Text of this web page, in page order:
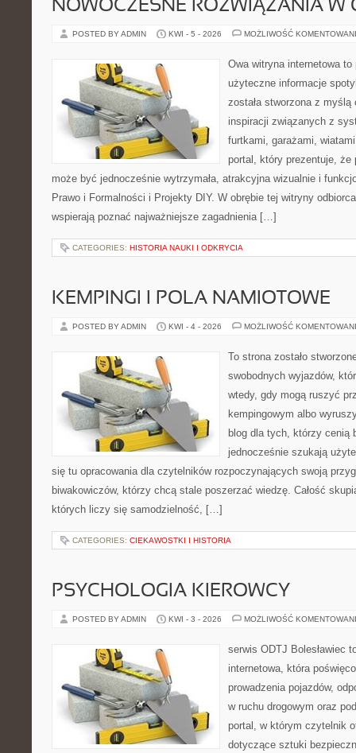
NOWOCZESNE ROZWIĄZANIA W
POSTED BY ADMIN KWI - 5 - 2026 MOŻLIWOŚĆ
Owa witryna internetowa
użyteczne informacje
została stworzona z
inspiracji związanych z
furtkami, garażami,
portal, który prezentuje, że
może być jednocześnie wytrzymała, atrakcyjna wizualnie i
Prawo i Formalności i Projekty DIY. W obrębie tej witryny
wspierają poznać najważniejsze zagadnienia […]
CATEGORIES: HISTORIA NAUKI I ODKRYCIA
KEMPINGI I POLA NAMIOTOWE
POSTED BY ADMIN KWI - 4 - 2026 MOŻLIWOŚĆ
To strona zostało
swobodnych wyjazdów,
wtedy, gdy mogą ruszyć
kempingowym albo
blog dla tych, którzy cenią
jednocześnie szukają
się tu opracowania dla czytelników rozpoczynających swoją
biwakowiczów, którzy chcą stale poszerzać wiedzę. Całość
których liczy się samodzielność, […]
CATEGORIES: CIEKAWOSTKI I HISTORIA
PSYCHOLOGIA KIEROWCY
POSTED BY ADMIN KWI - 3 - 2026 MOŻLIWOŚĆ
serwis ODTJ Bolesławiec
internetowa, która
prowadzenia pojazdów,
w ruchu drogowym oraz
portal, w którym czytelnik
dotyczące sztuki